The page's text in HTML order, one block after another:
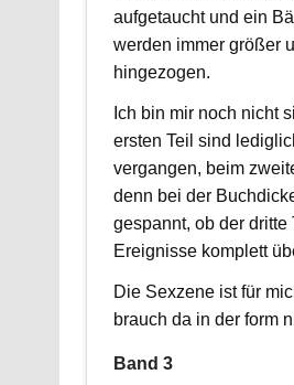
aufgetaucht und ein
werden immer größer
hingezogen.
Ich bin mir noch nicht
ersten Teil sind
vergangen, beim
denn bei der
gespannt, ob der
Ereignisse komplett
Die Sexzene ist für
brauch da in der form
Band 3